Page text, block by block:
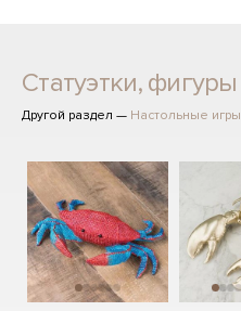
Статуэтки, фигуры
Другой раздел — Настольные игры